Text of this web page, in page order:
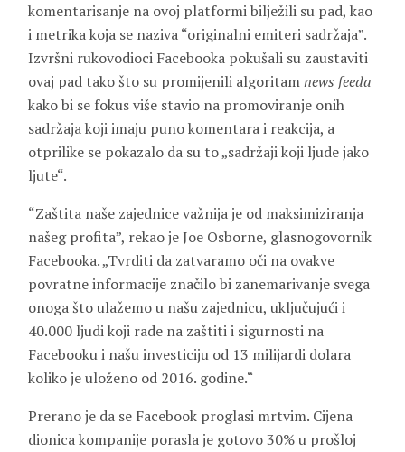
komentarisanje na ovoj platformi bilježili su pad, kao
i metrika koja se naziva “originalni emiteri sadržaja”.
Izvršni rukovodioci Facebooka pokušali su zaustaviti
ovaj pad tako što su promijenili algoritamnews feeda
kako bi se fokus više stavio na promoviranje onih
sadržaja koji imaju puno komentara i reakcija, a
otprilike se pokazalo da su to „sadržaji koji ljude jako
ljute“.
“Zaštita naše zajednice važnija je od maksimiziranja
našeg profita”, rekao je Joe Osborne, glasnogovornik
Facebooka. „Tvrditi da zatvaramo oči na ovakve
povratne informacije značilo bi zanemarivanje svega
onoga što ulažemo u našu zajednicu, uključujući i
40.000 ljudi koji rade na zaštiti i sigurnosti na
Facebooku i našu investiciju od 13 milijardi dolara
koliko je uloženo od 2016. godine.“
Prerano je da se Facebook proglasi mrtvim. Cijena
dionica kompanije porasla je gotovo 30% u prošloj